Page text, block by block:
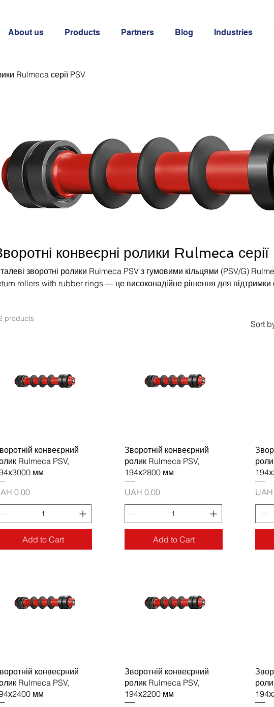
About us Products Partners Blog Industries
Rulmeca серії PSV
конвеєрні ролики Rulmeca
зворотні ролики Rulmeca PSV з гумовими кільцями (PSV/G)
rollers with rubber rings — це високонадійне рішення для підтримки
products
Sort
конвеєрний
Rulmeca PSV,
мм
0.00
Add to Cart
Зворотній конвеєрний
ролик Rulmeca PSV,
194х2800 мм
Price
UAH 0.00
Add to Cart
Price
конвеєрний
Rulmeca PSV,
мм
Зворотній конвеєрний
ролик Rulmeca PSV,
194х2200 мм